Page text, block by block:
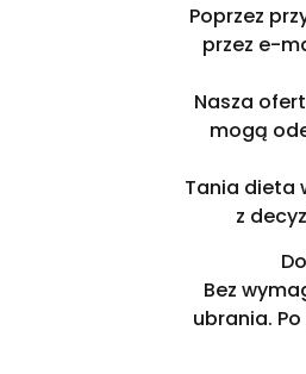
Poprzez
przez e-
Nasza
mogą
Tania dieta
z
Bez
ubrania.